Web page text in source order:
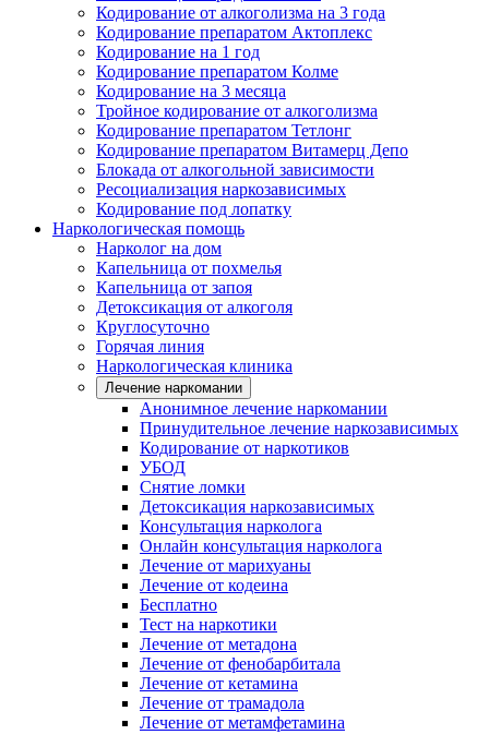
Кодирование от алкоголизма на 3 года
Кодирование препаратом Актоплекс
Кодирование на 1 год
Кодирование препаратом Колме
Кодирование на 3 месяца
Тройное кодирование от алкоголизма
Кодирование препаратом Тетлонг
Кодирование препаратом Витамерц Депо
Блокада от алкогольной зависимости
Ресоциализация наркозависимых
Кодирование под лопатку
Наркологическая помощь
Нарколог на дом
Капельница от похмелья
Капельница от запоя
Детоксикация от алкоголя
Круглосуточно
Горячая линия
Наркологическая клиника
Лечение наркомании
Анонимное лечение наркомании
Принудительное лечение наркозависимых
Кодирование от наркотиков
УБОД
Снятие ломки
Детоксикация наркозависимых
Консультация нарколога
Онлайн консультация нарколога
Лечение от марихуаны
Лечение от кодеина
Бесплатно
Тест на наркотики
Лечение от метадона
Лечение от фенобарбитала
Лечение от кетамина
Лечение от трамадола
Лечение от метамфетамина